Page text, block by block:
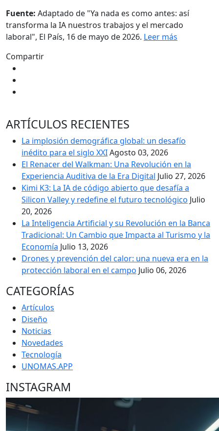
Fuente: Adaptado de "Ya nada es como antes: así
transforma la IA nuestros trabajos y el mercado
laboral", El País, 16 de mayo de 2026. Leer más
Compartir
ARTÍCULOS RECIENTES
La implosión demográfica global: un desafío
inédito para el siglo XXIAgosto 03, 2026
El Renacer del Walkman: Una Revolución en la
Experiencia Auditiva de la Era Digital Julio 27, 2026
Kimi K3: La IA de código abierto que desafía a
Silicon Valley y redefine el futuro tecnológico Julio
20, 2026
La Inteligencia Artificial y su Revolución en la Banca
Tradicional: Un Cambio que Impacta al Turismo y la
Economía Julio 13, 2026
Drones y prevención del calor: una nueva era en la
protección laboral en el campo Julio 06, 2026
CATEGORÍAS
Artículos
Diseño
Noticias
Novedades
Tecnología
UNOMAS.APP
INSTAGRAM